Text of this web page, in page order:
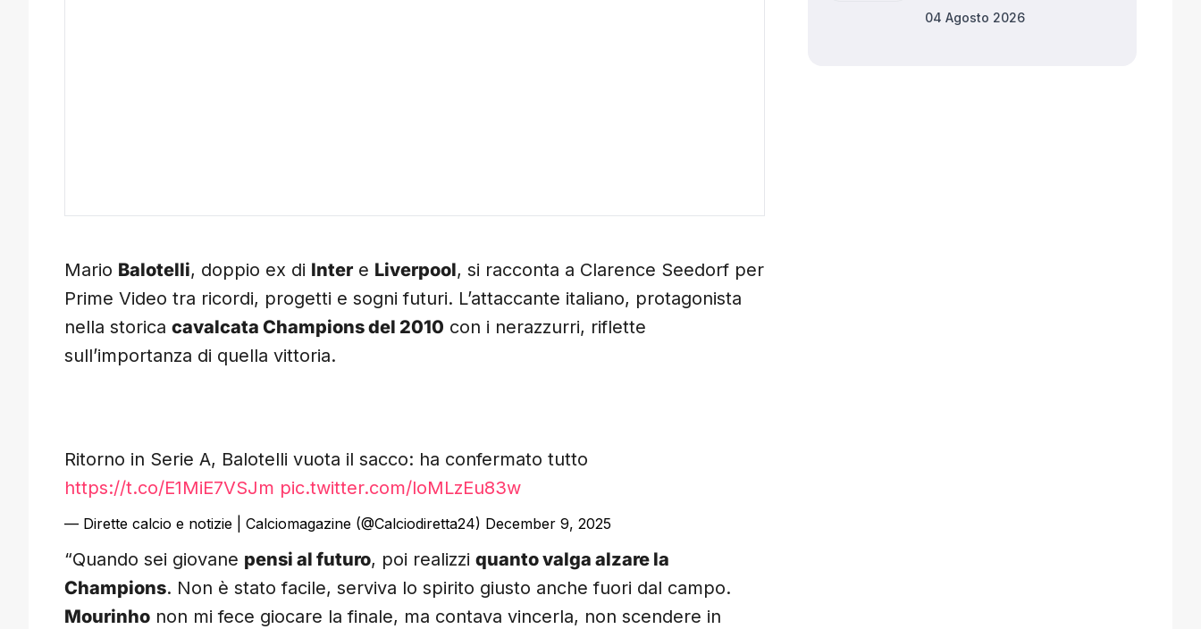
Mario Balotelli, doppio ex di Inter e Liverpool, si racconta a Clarence Seedorf per
Prime Video tra ricordi, progetti e sogni futuri. L’attaccante italiano, protagonista
nella storica cavalcata Champions del 2010 con i nerazzurri, riflette
sull’importanza di quella vittoria.
Ritorno in Serie A, Balotelli vuota il sacco: ha confermato tutto
https://t.co/E1MiE7VSJm pic.twitter.com/loMLzEu83w
— Dirette calcio e notizie | Calciomagazine (@Calciodiretta24) December 9, 2025
“Quando sei giovane pensi al futuro, poi realizzi quanto valga alzare la
Champions. Non è stato facile, serviva lo spirito giusto anche fuori dal campo.
Mourinho non mi fece giocare la finale, ma contava vincerla, non scendere in
04 Agosto 2026